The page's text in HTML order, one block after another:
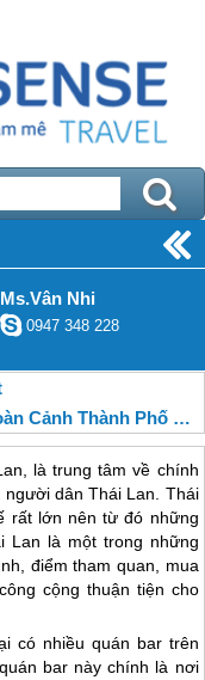
Ms.Vân Nhi
0947 348 228
Bangkok Của Thái Lan.
là trung tâm về chính
dân Thái Lan. Thái
rất lớn nên từ đó những
Lan là một trong những
điểm tham quan, mua
cộng thuận tiện cho
có nhiều quán bar trên
bar này chính là nơi